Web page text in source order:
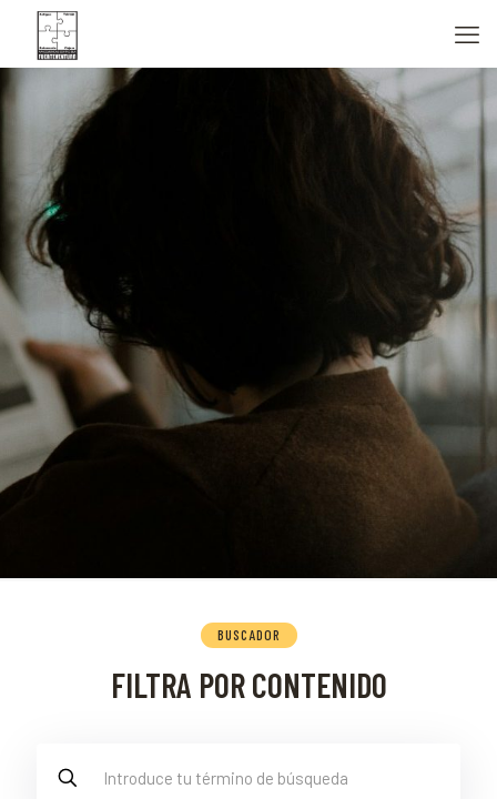
BUSCADOR
FILTRA POR CONTENIDO